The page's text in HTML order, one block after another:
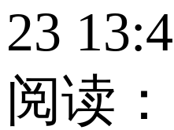
23
阅读：